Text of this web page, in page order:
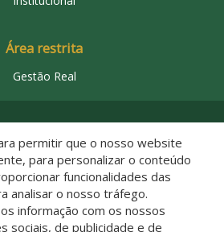
Área restrita
Gestão Real
permitir que o nosso website
para personalizar o conteúdo
funcionalidades das
analisar o nosso tráfego.
informação com os nossos
sociais, de publicidade e de